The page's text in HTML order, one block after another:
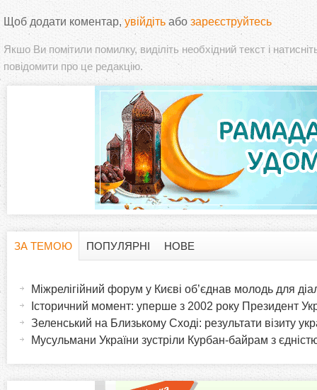
Щоб додати коментар,увійдітьабо зареєструйтесь
Якшо Ви помітили помилку, виділіть необхідний текст і
повідомити про це редакцію.
i
ЗА ТЕМОЮ
ПОПУЛЯРНІ НОВЕ
Міжрелігійний форум у Києві об’єднав молодь для
Історичний момент: уперше з 2002 року Президент
Зеленський на Близькому Сході: результати візиту
Мусульмани України зустріли Курбан-байрам з